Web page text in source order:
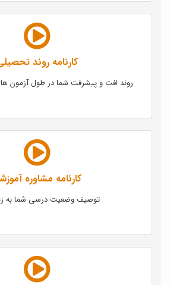
کارنامه روند
روند افت و پیشرفت شما در طول آزمون
کارنامه مشاوره
توصیف وضعیت درسی شما به